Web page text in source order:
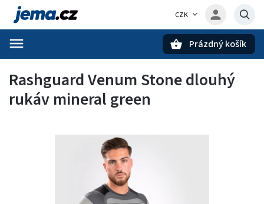
CZK
Prázdný košík
Rashguard Venum Stone dlouhý
rukáv mineral green